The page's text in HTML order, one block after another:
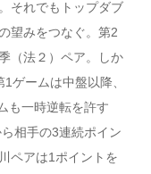
それでもトップダブ
望みをつなぐ。第2
（法２）ペア。しか
ゲームは中盤以降、
も一時逆転を許す
相手の3連続ポイン
ペアは1ポイントを